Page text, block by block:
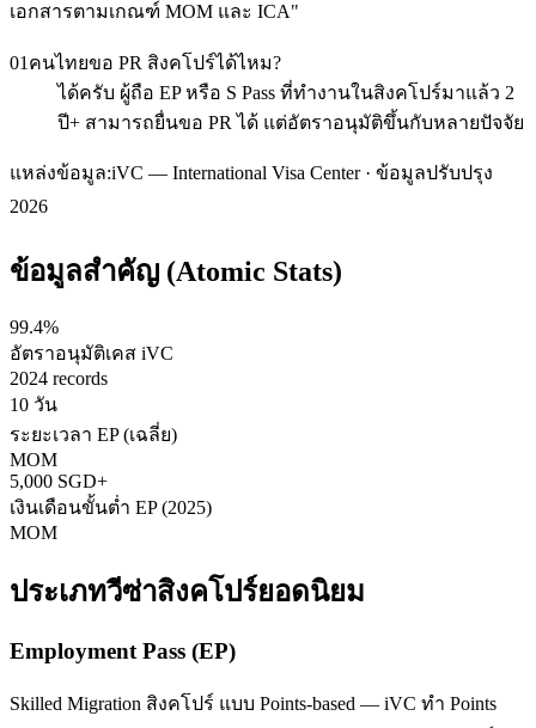
เอกสารตามเกณฑ์ MOM และ ICA"
01 คนไทยขอ PR สิงคโปร์ได้ไหม?
ได้ครับ ผู้ถือ EP หรือ S Pass ที่ทำงานในสิงคโปร์มาแล้ว 2
ปี+ สามารถยื่นขอ PR ได้ แต่อัตราอนุมัติขึ้นกับหลายปัจจัย
แหล่งข้อมูล:iVC — International Visa Center · ข้อมูลปรับปรุง
2026
ข้อมูลสำคัญ (Atomic Stats)
99.4%
อัตราอนุมัติเคส iVC
2024 records
10 วัน
ระยะเวลา EP (เฉลี่ย)
MOM
5,000 SGD+
เงินเดือนขั้นต่ำ EP (2025)
MOM
ประเภทวีซ่าสิงคโปร์ยอดนิยม
Employment Pass (EP)
Skilled Migration สิงคโปร์ แบบ Points-based — iVC ทำ Points